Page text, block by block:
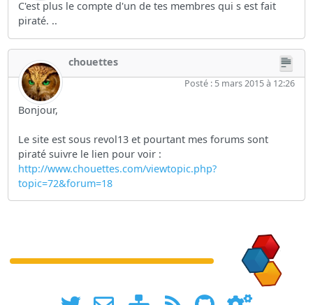
C'est plus le compte d'un de tes membres qui s est fait
piraté. ..
chouettes
Posté : 5 mars 2015 à 12:26
Bonjour,
Le site est sous revol13 et pourtant mes forums sont
piraté suivre le lien pour voir :
http://www.chouettes.com/viewtopic.php?
topic=72&forum=18